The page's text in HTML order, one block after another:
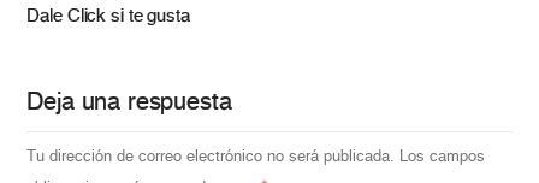
Dale Click si te gusta
Deja una respuesta
Tu dirección de correo electrónico no será publicada. Los campos